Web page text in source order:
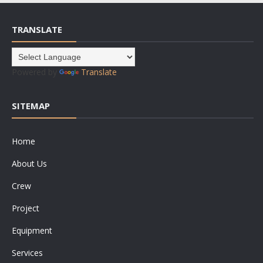
TRANSLATE
Translate
SITEMAP
Home
About Us
Crew
Project
Equipment
Services